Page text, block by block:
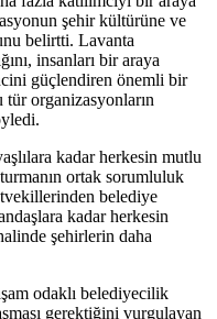
şehir kültürüne ve
belirtti. Lavanta
insanları bir araya
güçlendiren önemli bir
organizasyonların
kadar herkesin mutlu
ortak sorumluluk
belediye
kadar herkesin
şehirlerin daha
odaklı belediyecilik
gerektiğini vurgulayan